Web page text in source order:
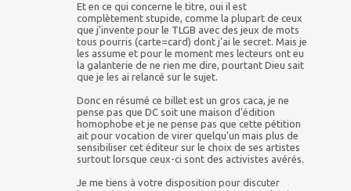
Et en ce qui concerne le titre, oui il est
complètement stupide, comme la plupart de ceux
que j'invente pour le TLGB avec des jeux de mots
tous pourris (carte=card) dont j'ai le secret. Mais je
les assume et pour le moment mes lecteurs ont eu
la galanterie de ne rien me dire, pourtant Dieu sait
que je les ai relancé sur le sujet.
Donc en résumé ce billet est un gros caca, je ne
pense pas que DC soit une maison d'édition
homophobe et je ne pense pas que cette pétition
ait pour vocation de virer quelqu'un mais plus de
sensibiliser cet éditeur sur le choix de ses artistes
surtout lorsque ceux-ci sont des activistes avérés.
Je me tiens à votre disposition pour discuter